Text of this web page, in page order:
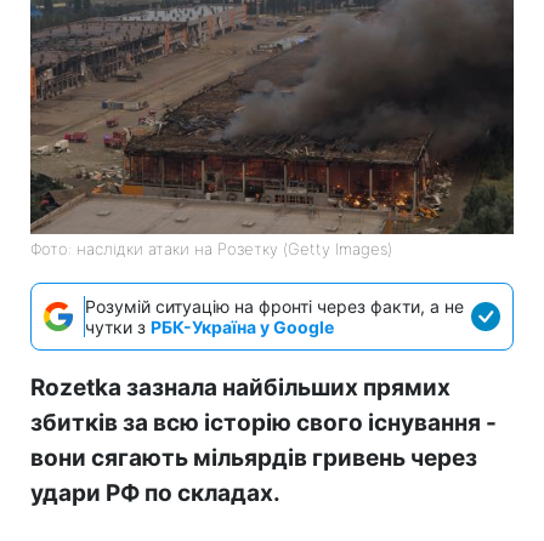
Фото: наслідки атаки на Розетку (Getty Images)
Розумій ситуацію на фронті через факти, а не
чутки з РБК-Україна у Google
Rozetka зазнала найбільших прямих
збитків за всю історію свого існування -
вони сягають мільярдів гривень через
удари РФ по складах.